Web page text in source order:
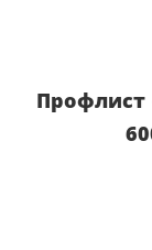
Профлист